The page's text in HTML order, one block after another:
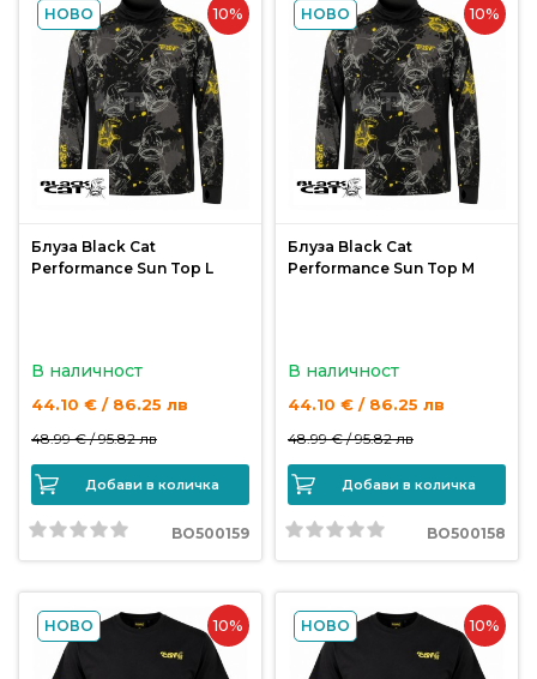
Влакна
риболов
Куки
за
Лодки
Изкуствени
примамки
Монтажи
НОВО 10%
Блуза Black Cat
Performance Sun Top L
В наличност
44.10 € / 86.25 лв
48.99 € /95.82 лв
Добави в количка
BO500159
НОВО 10%
Блуза Black Cat
Performance Sun Top M
В наличност
44.10 € / 86.25 лв
48.99 € /95.82 лв
Добави в количка
BO500158
НОВО 10% НОВО 10%